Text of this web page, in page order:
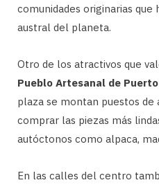
comunidades originarias
austral del planeta.
Otro de los atractivos que
Pueblo Artesanal de
plaza se montan puestos de
comprar las piezas más
autóctonos como alpaca,
En las calles del centro